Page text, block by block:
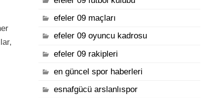
efeler 09 maçları
efeler 09 oyuncu kadrosu
efeler 09 rakipleri
en güncel spor haberleri
esnafgücü arslanlıspor